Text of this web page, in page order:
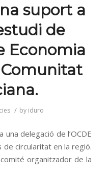
suport a
de
Economia
/ by iduro
una delegació de l’OCDE
de circularitat en la regió.
organitzador de la